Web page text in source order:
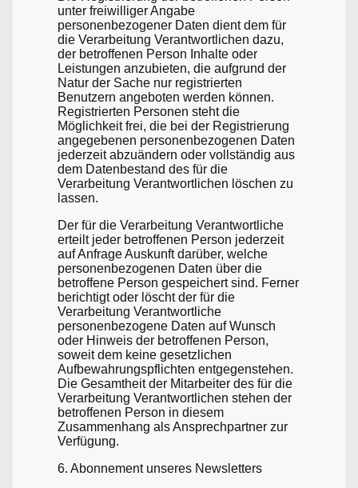
unter freiwilliger Angabe
personenbezogener Daten dient dem für
die Verarbeitung Verantwortlichen dazu,
der betroffenen Person Inhalte oder
Leistungen anzubieten, die aufgrund der
Natur der Sache nur registrierten
Benutzern angeboten werden können.
Registrierten Personen steht die
Möglichkeit frei, die bei der Registrierung
angegebenen personenbezogenen Daten
jederzeit abzuändern oder vollständig aus
dem Datenbestand des für die
Verarbeitung Verantwortlichen löschen zu
lassen.
Der für die Verarbeitung Verantwortliche
erteilt jeder betroffenen Person jederzeit
auf Anfrage Auskunft darüber, welche
personenbezogenen Daten über die
betroffene Person gespeichert sind. Ferner
berichtigt oder löscht der für die
Verarbeitung Verantwortliche
personenbezogene Daten auf Wunsch
oder Hinweis der betroffenen Person,
soweit dem keine gesetzlichen
Aufbewahrungspflichten entgegenstehen.
Die Gesamtheit der Mitarbeiter des für die
Verarbeitung Verantwortlichen stehen der
betroffenen Person in diesem
Zusammenhang als Ansprechpartner zur
Verfügung.
6. Abonnement unseres Newsletters